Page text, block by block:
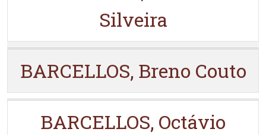
Silveira
BARCELLOS, Breno Couto
BARCELLOS, Octávio